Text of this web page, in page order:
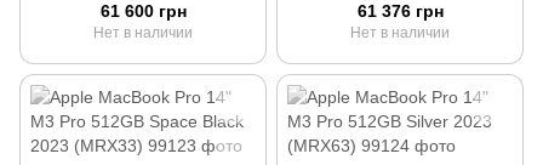
61 600 грн
Нет в наличии
61 376 грн
Нет в наличии